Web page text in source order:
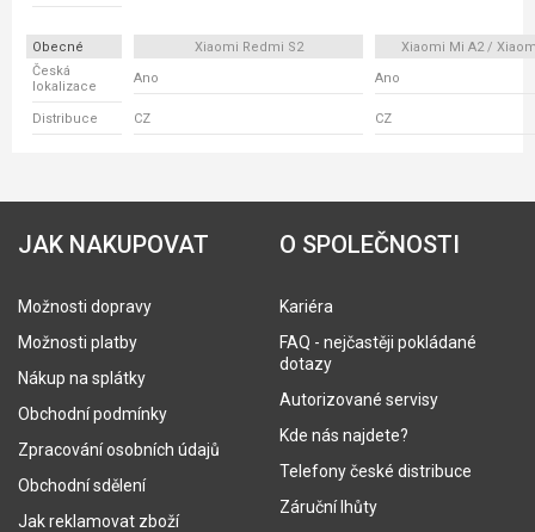
Obecné Xiaomi Redmi S2
Xiaomi Mi A2 /
Česká
lokalizace
Ano Ano
Distribuce CZ CZ
JAK NAKUPOVAT
Možnosti dopravy
Možnosti platby
Nákup na splátky
Obchodní podmínky
Zpracování osobních údajů
Obchodní sdělení
Jak reklamovat zboží
O SPOLEČNOSTI
Kariéra
FAQ - nejčastěji pokládané
dotazy
Autorizované servisy
Kde nás najdete?
Telefony české distribuce
Záruční lhůty